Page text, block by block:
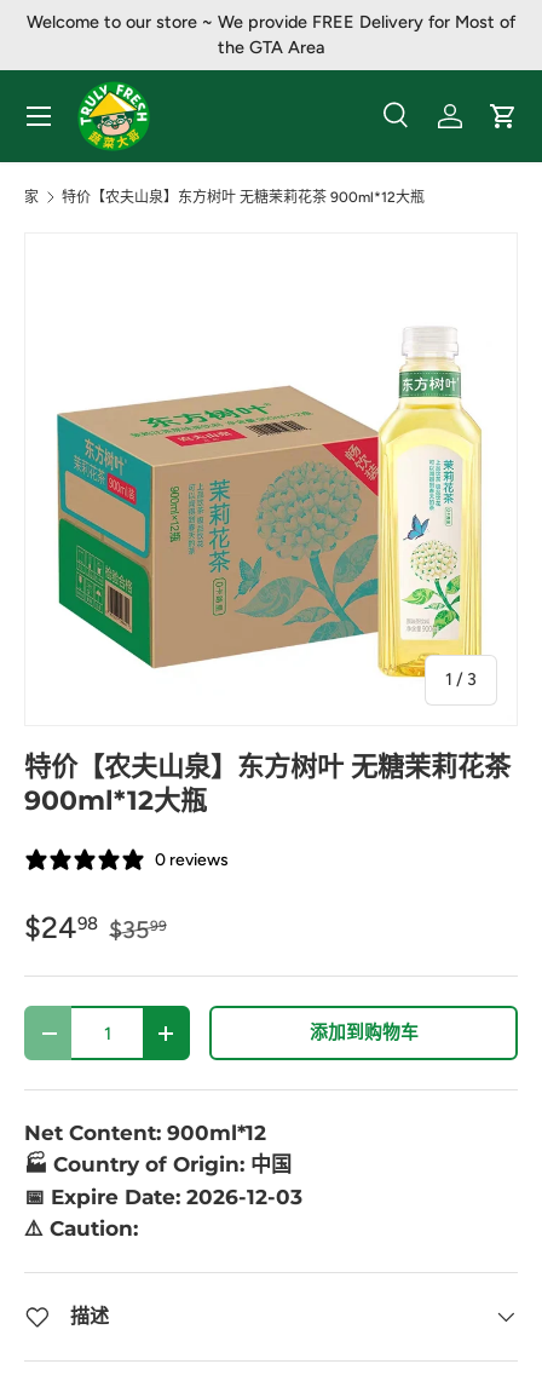
Welcome to our store ~ We provide FREE Delivery for Most of
the GTA Area
搜索
产品类别
搜索 登录 大车
菜单
家 特价【农夫山泉】东方树叶 无糖茉莉花茶 900ml*12大瓶
1 / 的
3
特价【农夫山泉】东方树叶 无糖茉莉花茶
900ml*12大瓶
0 reviews
$2498 $3599
数量
- + 添加到购物车
Net Content: 900ml*12
🏭 Country of Origin: 中国
📅 Expire Date: 2026-12-03
⚠️ Caution:
描述